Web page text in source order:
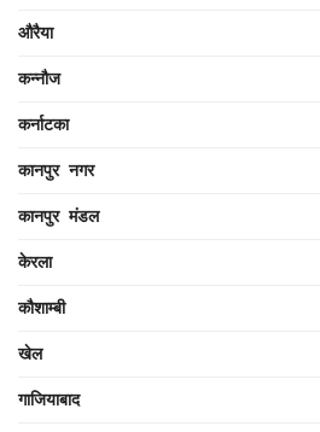
औरैया
कन्नौज
कर्नाटका
कानपुर नगर
कानपुर मंडल
केरला
कौशाम्बी
खेल
गाजियाबाद